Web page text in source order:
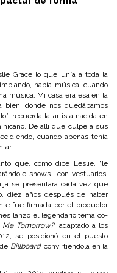
Grace lo que unía a toda la
había música; cuando
música. Mi casa era esa en la
donde nos quedábamos
recuerda la artista nacida en
De allí que culpe a sus
cuando apenas tenía
que, como dice Leslie, “le
shows –con vestuarios,
se presentara cada vez que
diez años después de haber
fue firmada por el productor
lanzó el legendario tema co-
Tomorrow?, adaptado a los
se posicionó en el puesto
Billboard, convirtiéndola en la